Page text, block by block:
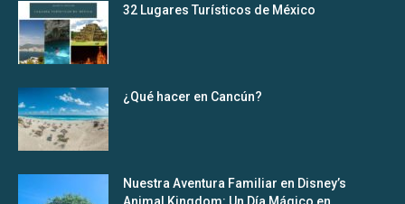
32 Lugares Turísticos de México
¿Qué hacer en Cancún?
Nuestra Aventura Familiar en Disney’s